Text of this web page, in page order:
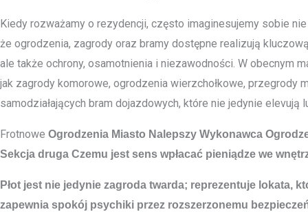
Kiedy rozważamy o rezydencji, często imaginesujemy sobie
że ogrodzenia, zagrody oraz bramy dostępne realizują
ale także ochrony, osamotnienia i niezawodności. W obecnym
jak zagrody komorowe, ogrodzenia wierzchołkowe,
samodziałających bram dojazdowych, które nie jedynie
Frotnowe Ogrodzenia Miasto Nalepszy Wykonawca
Sekcja druga Czemu jest sens wpłacać pieniądze we
Płot jest nie jedynie zagroda twarda; reprezentuje lokata,
zapewnia spokój psychiki przez rozszerzonemu